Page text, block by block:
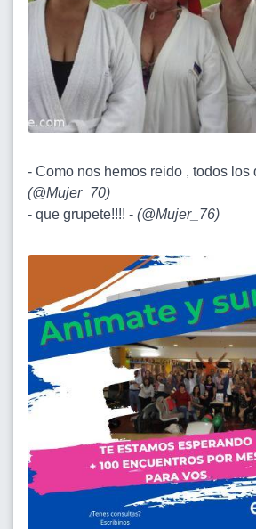
- Como nos hemos reido , todos los
(@Mujer_70)
- que grupete!!!! - (@Mujer_76)